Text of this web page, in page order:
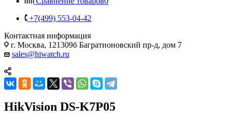
+7(499) 553-04-42
Контактная информация
г. Москва, 121309б Багратионовский пр-д, дом 7
sales@hiwatch.ru
HikVision DS-K7P05